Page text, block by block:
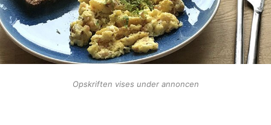
Opskriften vises under annoncen